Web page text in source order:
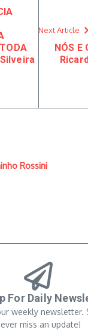
Next Article
NÓS E
Rossini
For Daily
weekly newsletter.
miss an update!